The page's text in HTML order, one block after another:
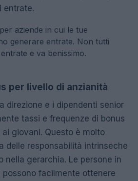
entrate.
aziende in cui le tue
generare entrate. Non tutti
e va benissimo.
per livello di anzianità
direzione e i dipendenti senior
tassi e frequenze di bonus
giovani. Questo è molto
delle responsabilità intrinseche
nella gerarchia. Le persone in
facilmente ottenere